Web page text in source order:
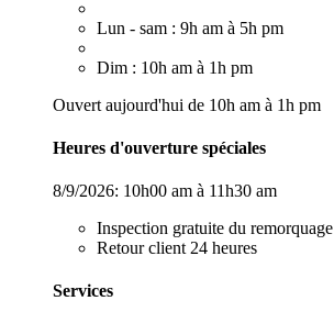
Lun - sam : 9h am à 5h pm
Dim : 10h am à 1h pm
Ouvert aujourd'hui de 10h am à 1h pm
Heures d'ouverture spéciales
8/9/2026: 10h00 am à 11h30 am
Inspection gratuite du remorquage
Retour client 24 heures
Services